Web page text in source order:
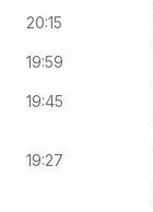
20:15
19:59
19:45
19:27